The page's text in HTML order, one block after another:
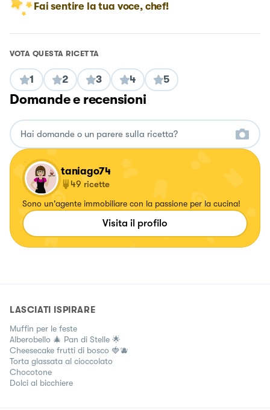
Fai sentire la tua voce, chef!
VOTA QUESTA RICETTA
1 2 3 4 5
Domande e recensioni
taniago74
49 ricette
Sono un'agente immobiliare con la passione per la cucina!
Visita il profilo
LASCIATI ISPIRARE
Muffin per le feste
Alberobello 🎄 Pan di Stelle 🌟
Cheesecake frutti di bosco 🍓🫐
Torta glassata al cioccolato
Chocotone
Dolci al bicchiere